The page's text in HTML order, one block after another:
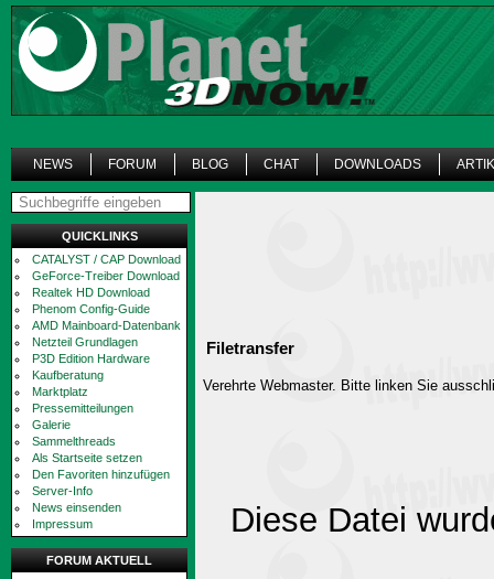
NEWS FORUM BLOG CHAT DOWNLOADS
QUICKLINKS
CATALYST / CAP Download
GeForce-Treiber Download
Realtek HD Download
Phenom Config-Guide
AMD Mainboard-Datenbank
Netzteil Grundlagen
P3D Edition Hardware
Kaufberatung
Marktplatz
Pressemitteilungen
Galerie
Sammelthreads
Als Startseite setzen
Den Favoriten hinzufügen
Server-Info
News einsenden
Impressum
FORUM AKTUELL
Filetransfer
Verehrte Webmaster. Bitte linken Sie
Diese Datei